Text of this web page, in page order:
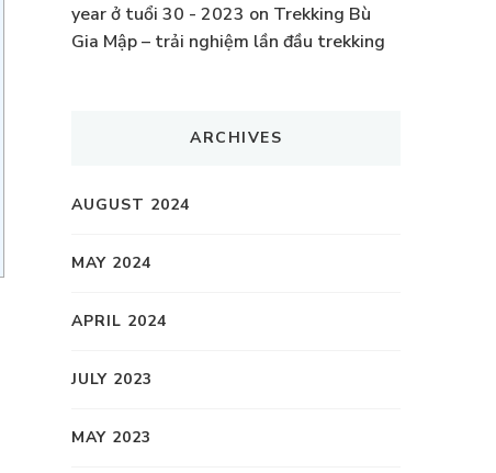
year ở tuổi 30 - 2023 on Trekking Bù
Gia Mập – trải nghiệm lần đầu trekking
ARCHIVES
AUGUST 2024
MAY 2024
APRIL 2024
JULY 2023
MAY 2023